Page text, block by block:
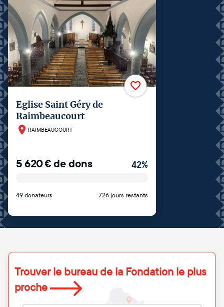
Eglise Saint Géry de
Raimbeaucourt
RAIMBEAUCOURT
5 620€de dons 42%
49 donateurs 726 jours restants
Trouver le bureau de la Fondation le plus
proche